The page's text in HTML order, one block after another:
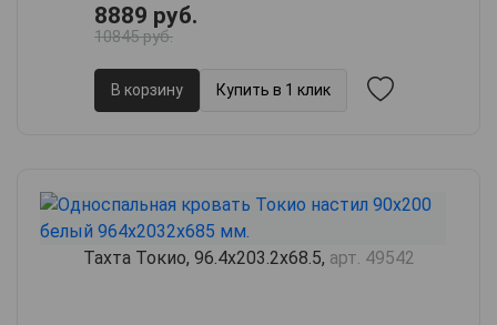
8889 руб.
10845 руб.
В корзину Купить в 1 клик
Тахта Токио, 96.4х203.2х68.5, арт. 49542